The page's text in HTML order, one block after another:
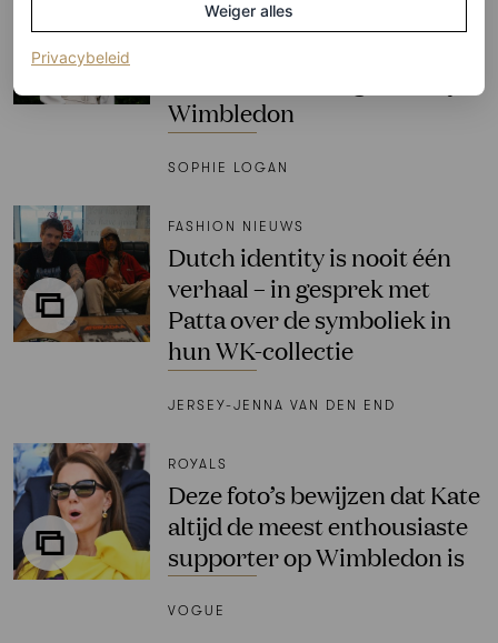
De tennissers die ons
Wimbledon
SOPHIE LOGAN
FASHION NIEUWS
Dutch identity is nooit één
verhaal – in gesprek met
Patta over de symboliek in
hun WK-collectie
JERSEY-JENNA VAN DEN END
ROYALS
Deze foto’s bewijzen dat Kate
altijd de meest enthousiaste
supporter op Wimbledon is
VOGUE
Weiger alles
Privacybeleid